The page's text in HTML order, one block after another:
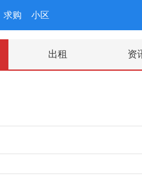
求购 小区
出租 资